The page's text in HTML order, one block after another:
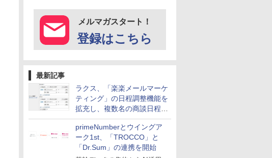
メルマガスタート！
登録はこちら
最新記事
ラクス、「楽楽メールマーケ
ティング」の日程調整機能を
拡充し、複数名の商談日程調
整を効率化
primeNumberとウイングア
ーク1st、「TROCCO」と
「Dr.Sum」の連携を開始